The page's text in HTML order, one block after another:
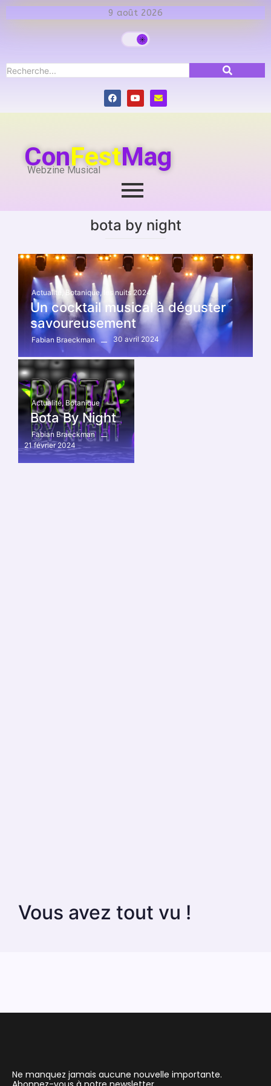
9 août 2026
ConFestMag
Webzine Musical
bota by night
Actualité Botanique, les nuits 2024
Un cocktail musical à déguster
savoureusement
Fabian Braeckman 30 avril 2024
Actualité, Botanique
Bota By Night
Fabian Braeckman
21 février 2024
Vous avez tout vu !
Ne manquez jamais aucune nouvelle importante.